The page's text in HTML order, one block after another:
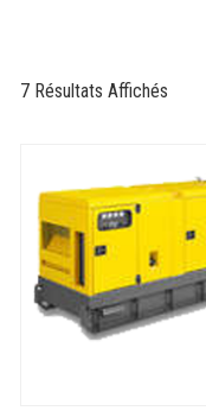
7 Résultats Affichés